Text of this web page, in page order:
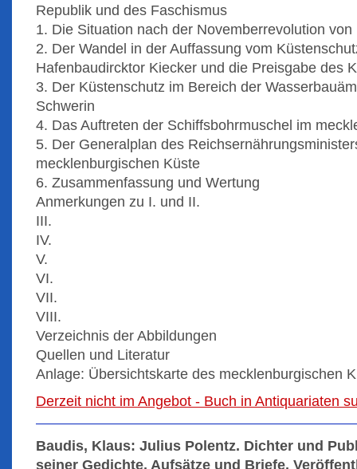
Republik und des Faschismus
1. Die Situation nach der Novemberrevolution von
2. Der Wandel in der Auffassung vom
Hafenbaudircktor Kiecker und die Preisgabe des
3. Der Küstenschutz im Bereich der
Schwerin
4. Das Auftreten der Schiffsbohrmuschel im
5. Der Generalplan des
mecklenburgischen Küste
6. Zusammenfassung und Wertung
Anmerkungen zu I. und II.
III.
IV.
V.
VI.
VII.
VIII.
Verzeichnis der Abbildungen
Quellen und Literatur
Anlage: Übersichtskarte des mecklenburgischen
Derzeit nicht im Angebot - Buch in Antiquariaten
Baudis, Klaus: Julius Polentz. Dichter und
seiner Gedichte, Aufsätze und Briefe,